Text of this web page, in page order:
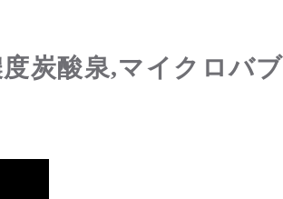
炭酸泉,マイクロバ